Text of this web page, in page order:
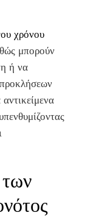
χρόνου
μπορούν
ή να